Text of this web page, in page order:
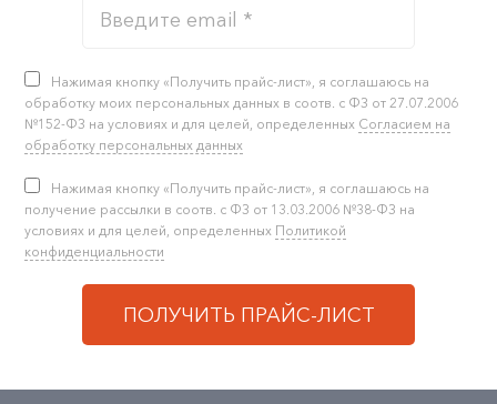
Нажимая кнопку «Получить прайс-лист», я соглашаюсь на
обработку моих персональных данных в соотв. с ФЗ от 27.07.2006
№152-ФЗ на условиях и для целей, определенных Согласием на
обработку персональных данных
Нажимая кнопку «Получить прайс-лист», я соглашаюсь на
получение рассылки в соотв. с ФЗ от 13.03.2006 №38-ФЗ на
условиях и для целей, определенных Политикой
конфиденциальности
ПОЛУЧИТЬ ПРАЙС-ЛИСТ